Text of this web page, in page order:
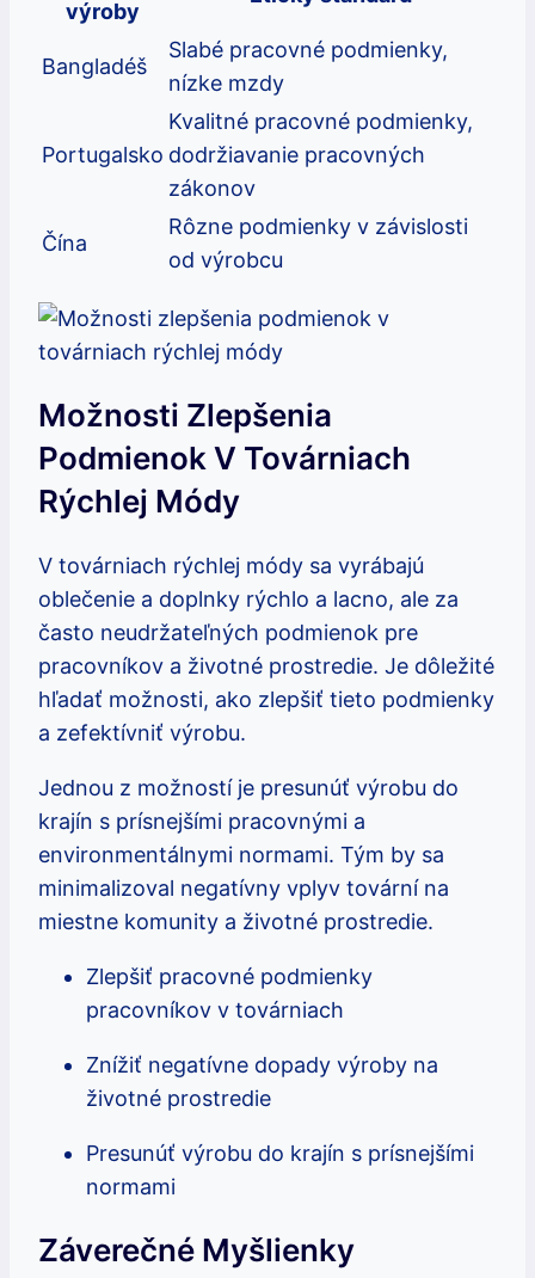
výroby
Bangladéš
Slabé pracovné podmienky,
nízke mzdy
Portugalsko
Kvalitné pracovné podmienky,
dodržiavanie pracovných
zákonov
Čína
Rôzne podmienky v závislosti
od výrobcu
Možnosti Zlepšenia
Podmienok V Továrniach
Rýchlej Módy
V továrniach rýchlej módy sa vyrábajú
oblečenie a doplnky rýchlo a lacno, ale za
často neudržateľných podmienok pre
pracovníkov a životné prostredie. Je dôležité
hľadať možnosti, ako zlepšiť tieto podmienky
a zefektívniť výrobu.
Jednou z možností je presunúť výrobu do
krajín s prísnejšími pracovnými a
environmentálnymi normami. Tým by sa
minimalizoval negatívny vplyv tovární na
miestne komunity a životné prostredie.
Zlepšiť pracovné podmienky
pracovníkov v továrniach
Znížiť negatívne dopady výroby na
životné prostredie
Presunúť výrobu do krajín s prísnejšími
normami
Záverečné Myšlienky